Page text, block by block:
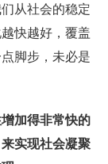
从社会的稳定
快越好，覆盖
脚步，未必是
加得非常快的
实现社会凝聚